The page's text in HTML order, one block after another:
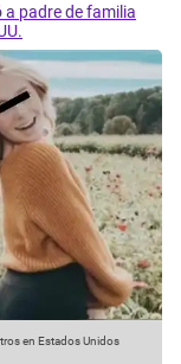
a padre de familia
en Estados Unidos